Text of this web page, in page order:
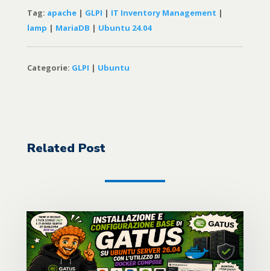
Tag: apache| GLPI | IT Inventory Management |
lamp | MariaDB | Ubuntu 24.04
Categorie: GLPI | Ubuntu
Related Post